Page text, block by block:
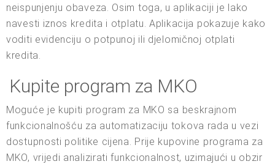
neispunjenju obaveza. Osim toga, u aplikaciji je lako
navesti iznos kredita i otplatu. Aplikacija pokazuje kako
voditi evidenciju o potpunoj ili djelomičnoj otplati
kredita.
Kupite program za MKO
Moguće je kupiti program za MKO sa beskrajnom
funkcionalnošću za automatizaciju tokova rada u vezi
dostupnosti politike cijena. Prije kupovine programa za
MKO, vrijedi analizirati funkcionalnost, uzimajući u obzir